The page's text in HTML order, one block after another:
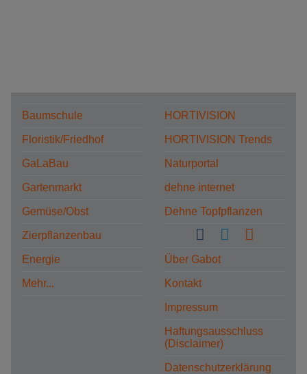
Baumschule
Floristik/Friedhof
GaLaBau
Gartenmarkt
Gemüse/Obst
Zierpflanzenbau
Energie
Mehr...
HORTIVISION
HORTIVISION Trends
Naturportal
dehne internet
Dehne Topfpflanzen
Über Gabot
Kontakt
Impressum
Haftungsausschluss
(Disclaimer)
Datenschutzerklärung